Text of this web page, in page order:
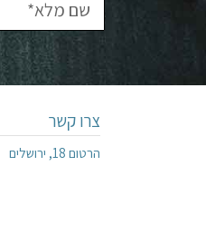
צרו קשר
הרטום 18, ירושלים